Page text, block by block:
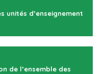
unités d’enseignement
de l’ensemble des